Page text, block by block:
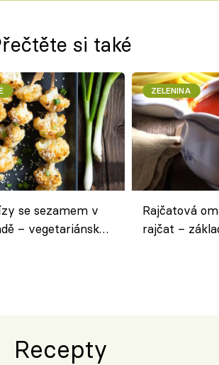
si také
se sezamem v
– vegetariánská
ZELENINA
Rajčatová
rajčat –
Recepty